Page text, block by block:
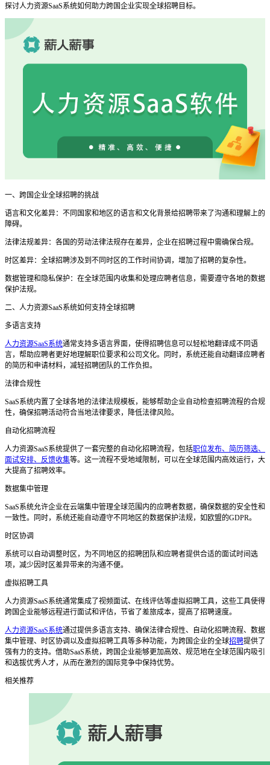
探讨人力资源SaaS系统如何助力跨国企业实现全球招聘目标。
一、跨国企业全球招聘的挑战
语言和文化差异：不同国家和地区的语言和文化背景给招聘带来了沟通和理解上的
障碍。
法律法规差异：各国的劳动法律法规存在差异，企业在招聘过程中需确保合规。
时区差异：全球招聘涉及到不同时区的工作时间协调，增加了招聘的复杂性。
数据管理和隐私保护：在全球范围内收集和处理应聘者信息，需要遵守各地的数据
保护法规。
二、人力资源SaaS系统如何支持全球招聘
多语言支持
人力资源SaaS系统通常支持多语言界面，使得招聘信息可以轻松地翻译成不同语
言，帮助应聘者更好地理解职位要求和公司文化。同时，系统还能自动翻译应聘者
的简历和申请材料，减轻招聘团队的工作负担。
法律合规性
SaaS系统内置了全球各地的法律法规模板，能够帮助企业自动检查招聘流程的合规
性，确保招聘活动符合当地法律要求，降低法律风险。
自动化招聘流程
人力资源SaaS系统提供了一套完整的自动化招聘流程，包括职位发布、简历筛选、
面试安排、反馈收集等。这一流程不受地域限制，可以在全球范围内高效运行，大
大提高了招聘效率。
数据集中管理
SaaS系统允许企业在云端集中管理全球范围内的应聘者数据，确保数据的安全性和
一致性。同时，系统还能自动遵守不同地区的数据保护法规，如欧盟的GDPR。
时区协调
系统可以自动调整时区，为不同地区的招聘团队和应聘者提供合适的面试时间选
项，减少因时区差异带来的沟通不便。
虚拟招聘工具
人力资源SaaS系统通常集成了视频面试、在线评估等虚拟招聘工具，这些工具使得
跨国企业能够远程进行面试和评估，节省了差旅成本，提高了招聘速度。
人力资源SaaS系统通过提供多语言支持、确保法律合规性、自动化招聘流程、数据
集中管理、时区协调以及虚拟招聘工具等多种功能，为跨国企业的全球招聘提供了
强有力的支持。借助SaaS系统，跨国企业能够更加高效、规范地在全球范围内吸引
和选拔优秀人才，从而在激烈的国际竞争中保持优势。
相关推荐